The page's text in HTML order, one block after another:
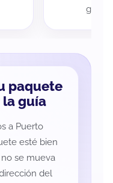
guía
paquete
la guía
a Puerto
esté bien
se mueva
del